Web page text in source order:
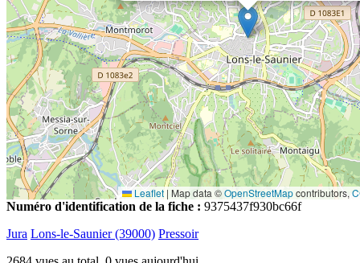
Leaflet | Map data ©OpenStreetMapcontributors,
Numéro d'identification de la fiche : 9375437f930bc66f
Jura Lons-le-Saunier (39000) Pressoir